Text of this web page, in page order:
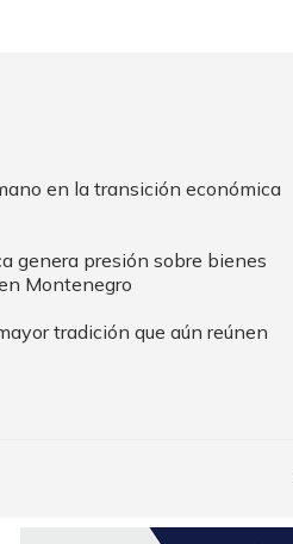
en la transición económica
genera presión sobre bienes
Montenegro
tradición que aún reúnen